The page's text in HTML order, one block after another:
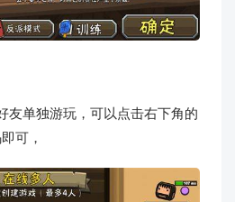
友单独游玩，可以点击右下角的
可，